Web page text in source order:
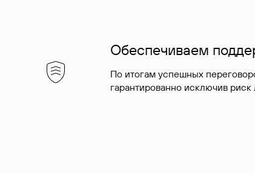
Обеспечиваем
По итогам успешных
гарантированно исключив